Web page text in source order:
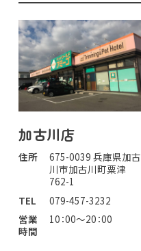
加古川店
住所
675-0039 兵庫県加古
川市加古川町粟津
762-1
TEL
079-457-3232
営業
時間
10：00～20：00